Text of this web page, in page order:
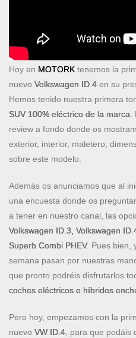
Hoy en MOTORK tenemos la
nuevo Volkswagen ID.4 en su
Hemos tenido nuestra primera
SUV 100% eléctrico de la marca.
review a fondo donde os
exterior, interior, maletero,
sobre este modelo.
Además os anunciamos que al
una encuesta donde os
a tener en nuestro canal, las
Volkswagen ID.3, Volkswagen
Superb Combi PHEV. Pues bien,
semana pasan por nuestras
que pronto podréis disfrutarlos
coches eléctricos e híbridos
Pero hoy, empezamos con la
nuevo VW ID.4, para que podáis